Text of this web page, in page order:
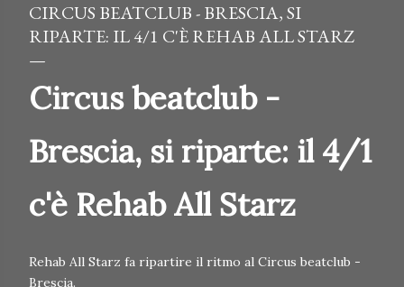
CIRCUS BEATCLUB - BRESCIA, SI
RIPARTE: IL 4/1 C'È REHAB ALL STARZ
Circus beatclub -
Brescia, si riparte: il 4/1
c'è Rehab All Starz
Rehab All Starz fa ripartire il ritmo al Circus beatclub -
Brescia.